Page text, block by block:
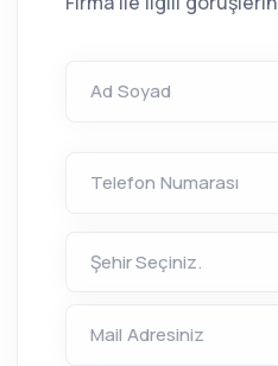
Ad Soyad
Telefon Numarası
Mail Adresiniz